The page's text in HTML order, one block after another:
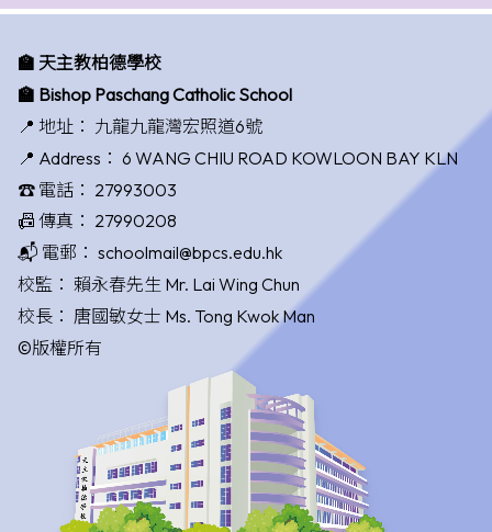
🏫 天主教柏德學校
🏫 Bishop Paschang Catholic School
📍 地址： 九龍九龍灣宏照道6號
📍 Address： 6 WANG CHIU ROAD KOWLOON BAY KLN
☎️ 電話： 27993003
📠 傳真： 27990208
📬 電郵： schoolmail@bpcs.edu.hk
校監： 賴永春先生 Mr. Lai Wing Chun
校長： 唐國敏女士 Ms. Tong Kwok Man
©版權所有